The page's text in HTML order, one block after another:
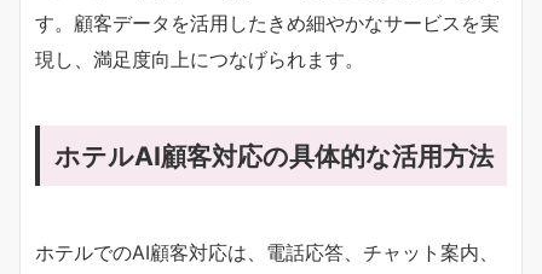
す。顧客データを活用したきめ細やかなサービスを実
現し、満足度向上につなげられます。
ホテルAI顧客対応の具体的な活用方法
ホテルでのAI顧客対応は、電話応答、チャット案内、